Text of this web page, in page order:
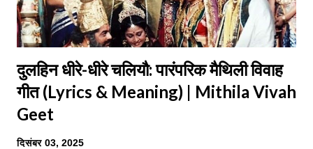
दुलहिन धीरे-धीरे चलियौ: पारंपरिक मैथिली विवाह
गीत (Lyrics & Meaning) | Mithila Vivah
Geet
दिसंबर 03, 2025